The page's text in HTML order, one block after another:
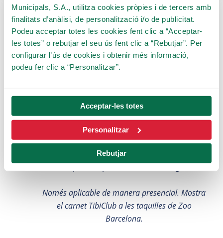
Municipals, S.A., utilitza cookies pròpies i de tercers amb
finalitats d’anàlisi, de personalització i/o de publicitat.
Podeu acceptar totes les cookies fent clic a “Acceptar-
les totes” o rebutjar el seu ús fent clic a “Rebutjar”. Per
configurar l’ús de cookies i obtenir més informació,
podeu fer clic a “Personalitzar”.
Acceptar-les totes
Personalitzar
Rebutjar
Zoo Barcelona
Per ser membre del TibiClub, pots gaudir
35% de descompte
descompte és aplicable a l'entrada general.
Només aplicable de manera presencial. Mostra
el carnet TibiClub a les taquilles de Zoo
Barcelona.